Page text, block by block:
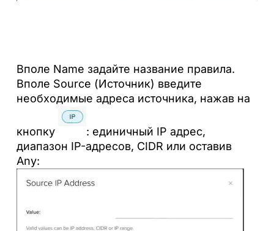
Вполе Name задайте название правила.
Вполе Source (Источник) введите
необходимые адреса источника, нажав на
кнопку
: единичный IP адрес,
диапазон IP-адресов, CIDR или оставив
Any: